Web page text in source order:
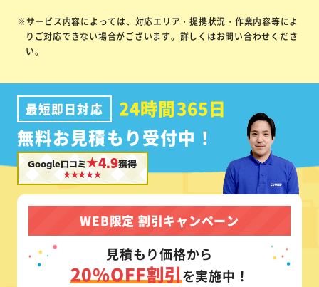
※サービス内容によっては、対応エリア・提携状況・作業内容等によ
りご対応できない場合がございます。詳しくはお問い合わせくださ
い。
最短即日対応
24時間365日
無料お見積もり受付中！
Google口コミ★4.9獲得
WEB限定 割引キャンペーン
見積もり価格から
20%OFF割引を実施中！